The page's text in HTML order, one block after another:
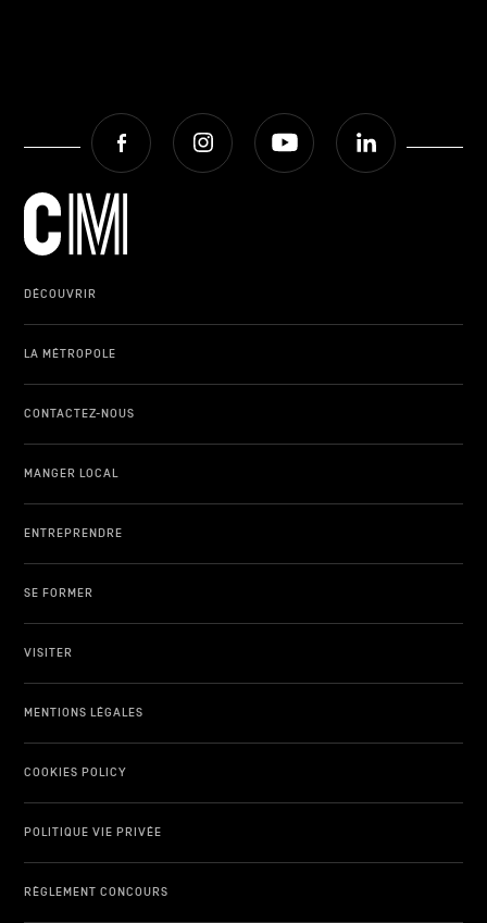
Facebook Instagram Youtube
DÉCOUVRIR
LA MÉTROPOLE
CONTACTEZ-NOUS
MANGER LOCAL
ENTREPRENDRE
SE FORMER
VISITER
MENTIONS LÉGALES
COOKIES POLICY
POLITIQUE VIE PRIVÉE
RÈGLEMENT CONCOURS